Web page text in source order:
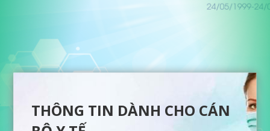
THÔNG TIN DÀNH CHO CÁN